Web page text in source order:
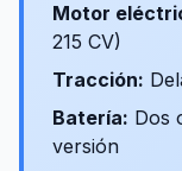
Motor
215 CV)
Tracción:
Batería: Dos
versión